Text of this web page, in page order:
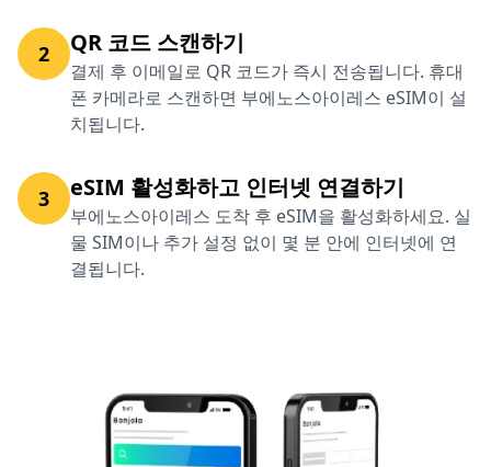
2 QR 코드 스캔하기
결제 후 이메일로 QR 코드가 즉시 전송됩니다. 휴대
폰 카메라로 스캔하면 부에노스아이레스 eSIM이 설
치됩니다.
3 eSIM 활성화하고 인터넷 연결하기
부에노스아이레스 도착 후 eSIM을 활성화하세요. 실
물 SIM이나 추가 설정 없이 몇 분 안에 인터넷에 연
결됩니다.